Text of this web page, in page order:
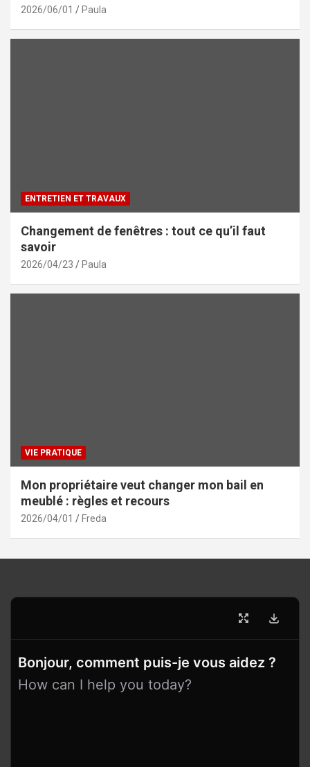
2026/06/01 Paula
ENTRETIEN ET TRAVAUX
Changement de fenêtres : tout ce qu’il faut
savoir
2026/04/23 Paula
VIE PRATIQUE
Mon propriétaire veut changer mon bail en
meublé : règles et recours
2026/04/01 Freda
Bonjour, comment puis-je vous aidez ?
How can I help you today?